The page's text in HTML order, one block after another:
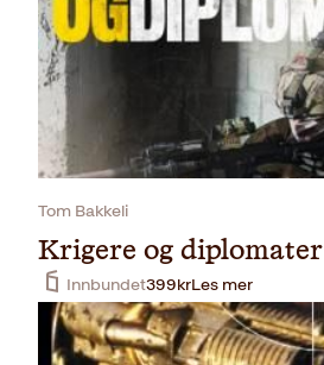
Tom Bakkeli
Krigere og diplomater
Innbundet399krLes mer